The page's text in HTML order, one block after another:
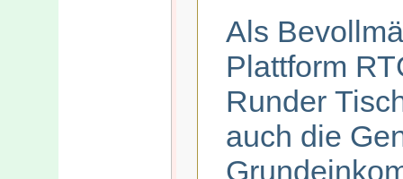
Als
Plattform
Runder
auch die